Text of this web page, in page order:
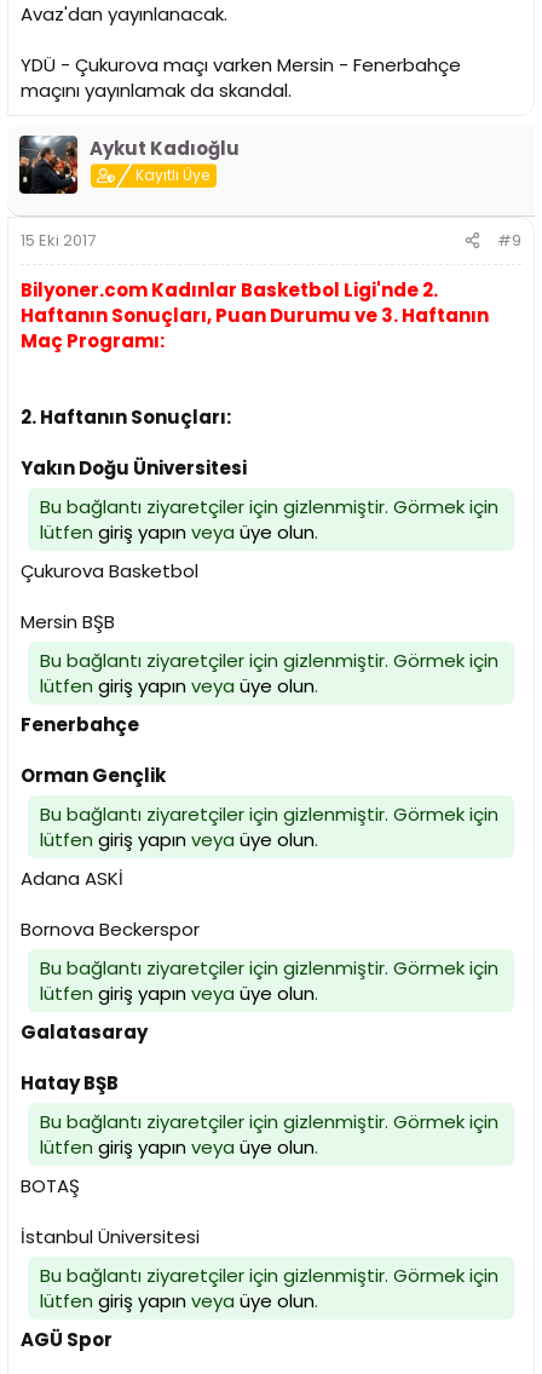
Avaz'dan yayınlanacak.
YDÜ - Çukurova maçı varken Mersin - Fenerbahçe
maçını yayınlamak da skandal.
Aykut Kadıoğlu
Kayıtlı Üye
15 Eki 2017 #9
Bilyoner.com Kadınlar Basketbol Ligi'nde 2.
Haftanın Sonuçları, Puan Durumu ve 3. Haftanın
Maç Programı:
2. Haftanın Sonuçları:
Yakın Doğu Üniversitesi
Bu bağlantı ziyaretçiler için gizlenmiştir. Görmek için
lütfen giriş yapınveya üye olun.
Çukurova Basketbol
Mersin BŞB
Bu bağlantı ziyaretçiler için gizlenmiştir. Görmek için
lütfen giriş yapınveya üye olun.
Fenerbahçe
Orman Gençlik
Bu bağlantı ziyaretçiler için gizlenmiştir. Görmek için
lütfen giriş yapınveya üye olun.
Adana ASKİ
Bornova Beckerspor
Bu bağlantı ziyaretçiler için gizlenmiştir. Görmek için
lütfen giriş yapınveya üye olun.
Galatasaray
Hatay BŞB
Bu bağlantı ziyaretçiler için gizlenmiştir. Görmek için
lütfen giriş yapınveya üye olun.
BOTAŞ
İstanbul Üniversitesi
Bu bağlantı ziyaretçiler için gizlenmiştir. Görmek için
lütfen giriş yapınveya üye olun.
AGÜ Spor